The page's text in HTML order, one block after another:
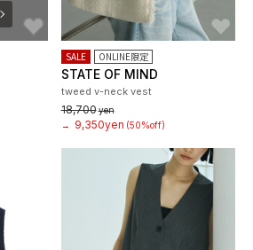
お気に入り
SALE ONLINE限定
STATE OF MIND
tweed v-neck vest
18,700yen
→
9,350yen (50%off)